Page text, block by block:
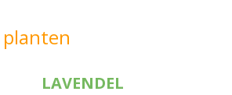
LAVENDEL